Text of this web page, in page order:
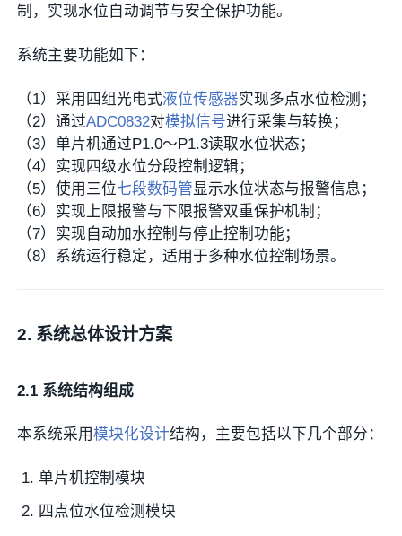
制，实现水位自动调节与安全保护功能。
系统主要功能如下：
（1）采用四组光电式液位传感器实现多点水位检测；
（2）通过ADC0832对模拟信号进行采集与转换；
（3）单片机通过P1.0～P1.3读取水位状态；
（4）实现四级水位分段控制逻辑；
（5）使用三位七段数码管显示水位状态与报警信息；
（6）实现上限报警与下限报警双重保护机制；
（7）实现自动加水控制与停止控制功能；
（8）系统运行稳定，适用于多种水位控制场景。
2. 系统总体设计方案
2.1 系统结构组成
本系统采用模块化设计结构，主要包括以下几个部分：
单片机控制模块
四点位水位检测模块